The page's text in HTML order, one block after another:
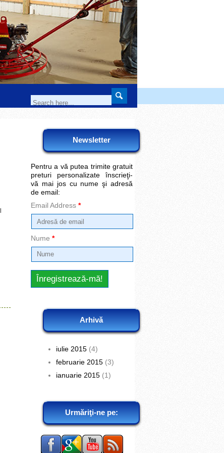
Newsletter
Pentru a vă putea trimite gratuit
preturi personalizate înscrieţi-
vă mai jos cu nume şi adresă
de email:
Email Address *
Nume *
Arhivă
iulie 2015 (4)
februarie 2015 (3)
ianuarie 2015 (1)
Urmăriţi-ne pe: